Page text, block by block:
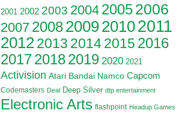
2001 2002 2003 2004 20052006
2007 2008200920102011
20122013 20142015 2016
201720182019 2020 2021
Activision Atari Bandai Namco Capcom
Codemasters Deal Deep Silver dtp entertainment
Electronic Arts flashpoint Headup Games